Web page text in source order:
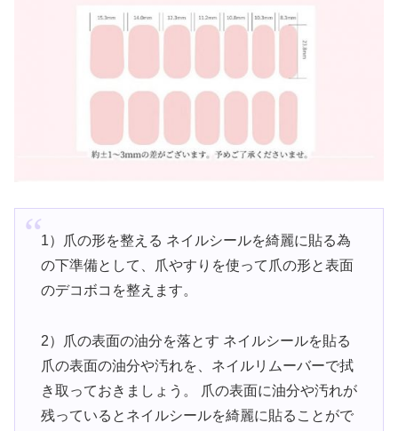
1）爪の形を整える ネイルシールを綺麗に貼る為
の下準備として、爪やすりを使って爪の形と表面
のデコボコを整えます。
2）爪の表面の油分を落とす ネイルシールを貼る
爪の表面の油分や汚れを、ネイルリムーバーで拭
き取っておきましょう。 爪の表面に油分や汚れが
残っているとネイルシールを綺麗に貼ることがで